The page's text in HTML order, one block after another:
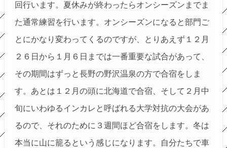
回行います。夏休みが終わったらオンシーズンまでま
た通常練習を行います。オンシーズンになると部門ご
とにかなり変わってくるのですが、とりあえず１２月
２６日から１月６日までは一番重要な試合があって、
その期間はずっと長野の野沢温泉の方で合宿をしま
す。あとは１２月の頭に北海道で合宿、そして２月中
旬にいわゆるインカレと呼ばれる大学対抗の大会があ
るので、それのために３週間ほど合宿をします。冬は
本当に山に籠るという感じになります。自分たちで車